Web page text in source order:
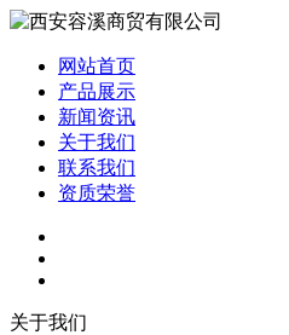
网站首页
产品展示
新闻资讯
关于我们
联系我们
资质荣誉
关于我们